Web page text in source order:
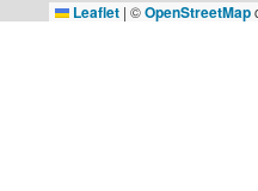
Leaflet | ©OpenStreetMap